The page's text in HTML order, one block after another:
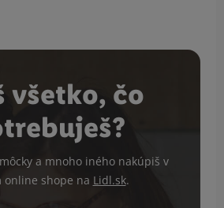
všetko, čo
a mnoho iného nakúpiš v
online shope na Lidl.sk.